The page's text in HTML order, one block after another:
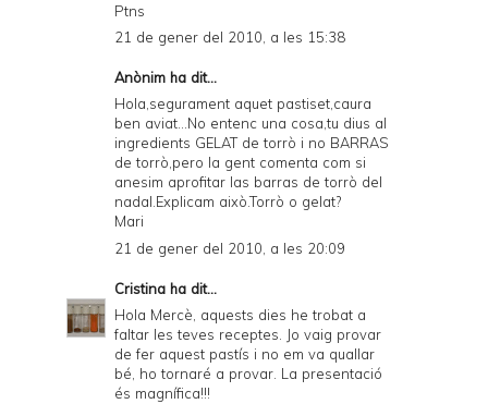
Ptns
21 de gener del 2010, a les 15:38
Anònim ha dit...
Hola,segurament aquet pastiset,caura
ben aviat...No entenc una cosa,tu dius al
ingredients GELAT de torrò i no BARRAS
de torrò,pero la gent comenta com si
anesim aprofitar las barras de torrò del
nadal.Explicam això.Torrò o gelat?
Mari
21 de gener del 2010, a les 20:09
Cristina ha dit...
Hola Mercè, aquests dies he trobat a
faltar les teves receptes. Jo vaig provar
de fer aquest pastís i no em va quallar
bé, ho tornaré a provar. La presentació
és magnífica!!!